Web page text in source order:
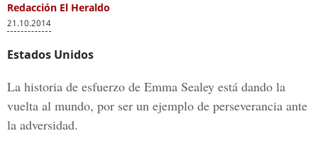
Redacción El Heraldo
21.10.2014
Estados Unidos
La historia de esfuerzo de Emma Sealey está dando la
vuelta al mundo, por ser un ejemplo de perseverancia ante
la adversidad.